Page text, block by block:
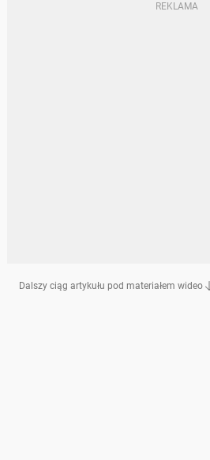
Dalszy ciąg artykułu pod materiałem wideo